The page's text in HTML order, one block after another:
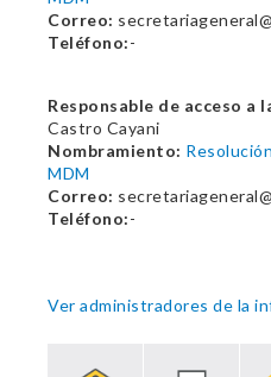
Correo:
Teléfono:-
Responsable de acceso a
Castro Cayani
Nombramiento:
MDM
Correo:
Teléfono:-
Ver administradores de la